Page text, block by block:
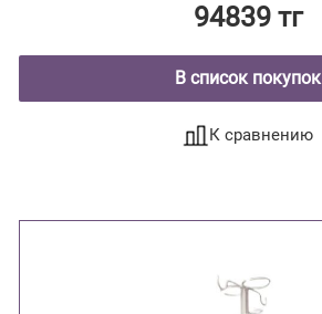
94839 тг
В список покупок
К сравнению